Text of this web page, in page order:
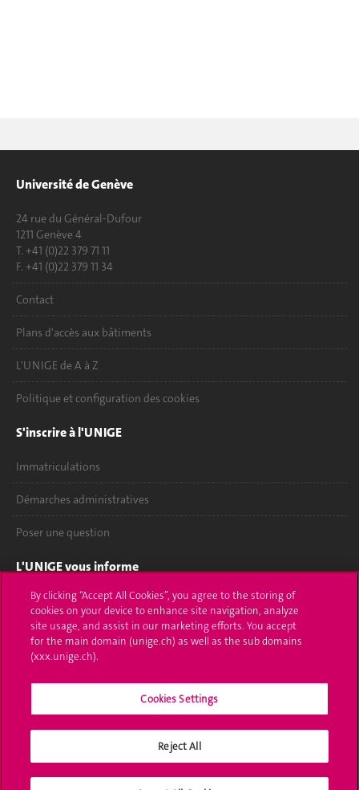
Université de Genève
24 rue du Général-Dufour
1211 Genève 4
T. +41 (0)22 379 71 11
F. +41 (0)22 379 11 34
Contact
Plans d'accès aux bâtiments
L'UNIGE de A à Z
Politique et configuration des cookies
S'inscrire à l'UNIGE
Immatriculations
Démarches administratives
Poser une question
L'UNIGE vous informe
UNIGE Mobile
Médias
Offres d'emploi
Calendrier académique
Médias sociaux UNIGE
By clicking “Accept All Cookies”, you agree to the storing of
cookies on your device to enhance site navigation, analyze
site usage, and assist in our marketing efforts. You accept
for the main domain (unige.ch) as well as the sub domains
(xxx.unige.ch).
Cookies Settings
Reject All